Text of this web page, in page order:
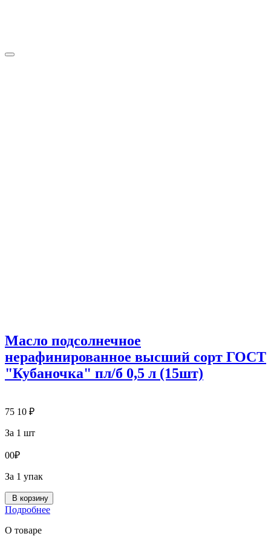
Масло подсолнечное
нерафинированное высший сорт ГОСТ
"Кубаночка" пл/б 0,5 л (15шт)
75 10 ₽
За 1 шт
00₽
За 1 упак
В корзину
Подробнее
О товаре